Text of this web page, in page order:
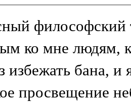
философский
ко мне людям,
избежать бана,
просвещение